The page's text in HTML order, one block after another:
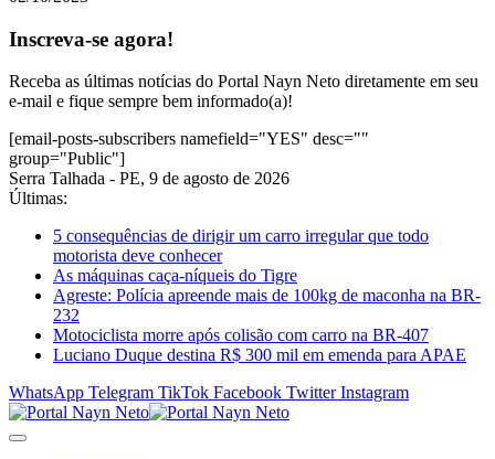
Inscreva-se agora!
Receba as últimas notícias do Portal Nayn Neto diretamente em seu
e-mail e fique sempre bem informado(a)!
[email-posts-subscribers namefield="YES" desc=""
group="Public"]
Serra Talhada - PE, 9 de agosto de 2026
Últimas:
5 consequências de dirigir um carro irregular que todo
motorista deve conhecer
As máquinas caça-níqueis do Tigre
Agreste: Polícia apreende mais de 100kg de maconha na BR-
232
Motociclista morre após colisão com carro na BR-407
Luciano Duque destina R$ 300 mil em emenda para APAE
WhatsApp Telegram TikTok Facebook Twitter Instagram